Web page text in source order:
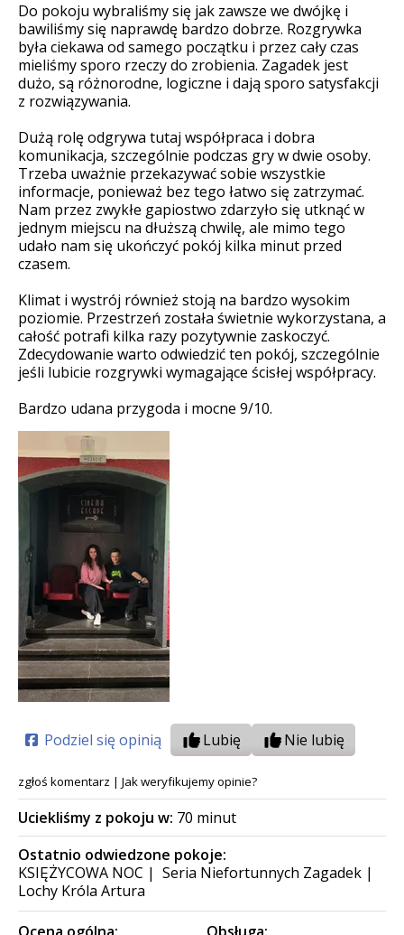
Do pokoju wybraliśmy się jak zawsze we dwójkę i
bawiliśmy się naprawdę bardzo dobrze. Rozgrywka
była ciekawa od samego początku i przez cały czas
mieliśmy sporo rzeczy do zrobienia. Zagadek jest
dużo, są różnorodne, logiczne i dają sporo satysfakcji
z rozwiązywania.
Dużą rolę odgrywa tutaj współpraca i dobra
komunikacja, szczególnie podczas gry w dwie osoby.
Trzeba uważnie przekazywać sobie wszystkie
informacje, ponieważ bez tego łatwo się zatrzymać.
Nam przez zwykłe gapiostwo zdarzyło się utknąć w
jednym miejscu na dłuższą chwilę, ale mimo tego
udało nam się ukończyć pokój kilka minut przed
czasem.
Klimat i wystrój również stoją na bardzo wysokim
poziomie. Przestrzeń została świetnie wykorzystana, a
całość potrafi kilka razy pozytywnie zaskoczyć.
Zdecydowanie warto odwiedzić ten pokój, szczególnie
jeśli lubicie rozgrywki wymagające ścisłej współpracy.
Bardzo udana przygoda i mocne 9/10.
Podziel się opinią Lubię Nie lubię
zgłoś komentarz | Jak weryfikujemy opinie?
Uciekliśmy z pokoju w: 70 minut
Ostatnio odwiedzone pokoje:
KSIĘŻYCOWA NOC | Seria Niefortunnych Zagadek |
Lochy Króla Artura